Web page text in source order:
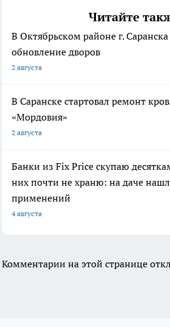
Читайте
В Октябрьском районе г.
обновление дворов
2 августа
В Саранске стартовал ремонт
«Мордовия»
2 августа
Банки из Fix Price скупаю
них почти не храню: на даче
применений
4 августа
Комментарии на этой странице